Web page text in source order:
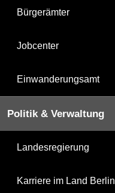
Bürgerämter
Jobcenter
Einwanderungsamt
Politik & Verwaltung
Landesregierung
Karriere im Land Berlin